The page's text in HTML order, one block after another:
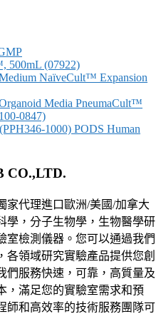
500mL (07922)
NaïveCult™ Expansion
PneumaCult™
0847)
PODS Human
CO.,LTD.
家代理進口歐洲/美國/加拿大
學，分子生物學，生物醫學研
室檢測儀器。您可以通過我們
各領域研究實驗產品提供您創
們服務快速，可靠，高質量及
，滿足您的實驗室需求和預
師和高效率的技術服務團隊可